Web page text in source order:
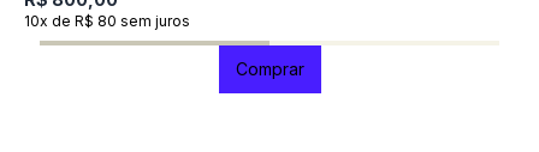
10x de R$ 80 sem juros
Comprar